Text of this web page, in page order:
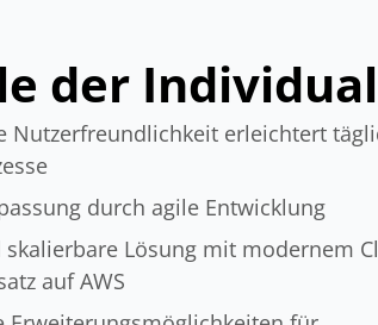
der
Nutzerfreundlichkeit erleichtert
durch agile Entwicklung
skalierbare Lösung mit modernem
auf AWS